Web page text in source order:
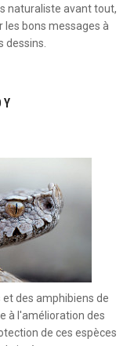
naturaliste avant tout,
les bons messages à
dessins.
des amphibiens de
à l'amélioration des
de ces espèces